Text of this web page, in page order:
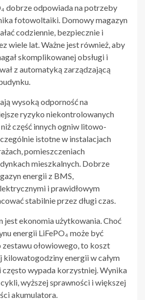
dobrze odpowiada na potrzeby
fotowoltaiki. Domowy magazyn
codziennie, bezpiecznie i
wiele lat. Ważne jest również, aby
skomplikowanej obsługi i
z automatyką zarządzającą
wysoką odporność na
ryzyko niekontrolowanych
część innych ogniw litowo-
istotne w instalacjach
pomieszczeniach
mieszkalnych. Dobrze
energii z BMS,
i prawidłowym
stabilnie przez długi czas.
jest ekonomia użytkowania. Choć
energii LiFePO₄ może być
zestawu ołowiowego, to koszt
kilowatogodziny energii w całym
wypada korzystniej. Wynika
wyższej sprawności i większej
akumulatora.